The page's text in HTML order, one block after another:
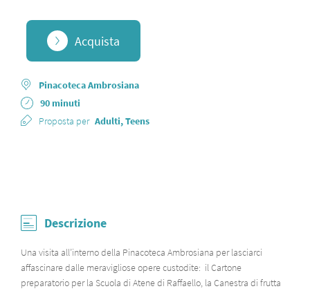
Acquista
Pinacoteca Ambrosiana
90 minuti
Proposta per Adulti, Teens
Descrizione
Una visita all’interno della Pinacoteca Ambrosiana per lasciarci
affascinare dalle meravigliose opere custodite: il Cartone
preparatorio per la Scuola di Atene di Raffaello, la Canestra di frutta